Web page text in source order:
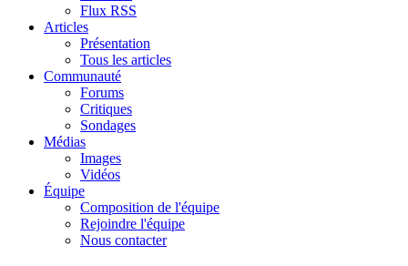
Flux RSS
Articles
Présentation
Tous les articles
Communauté
Forums
Critiques
Sondages
Médias
Images
Vidéos
Équipe
Composition de l'équipe
Rejoindre l'équipe
Nous contacter